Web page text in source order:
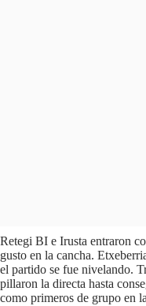
Retegi BI e Irusta entraron
gusto en la cancha.
el partido se fue nivelando.
pillaron la directa hasta
como primeros de grupo en